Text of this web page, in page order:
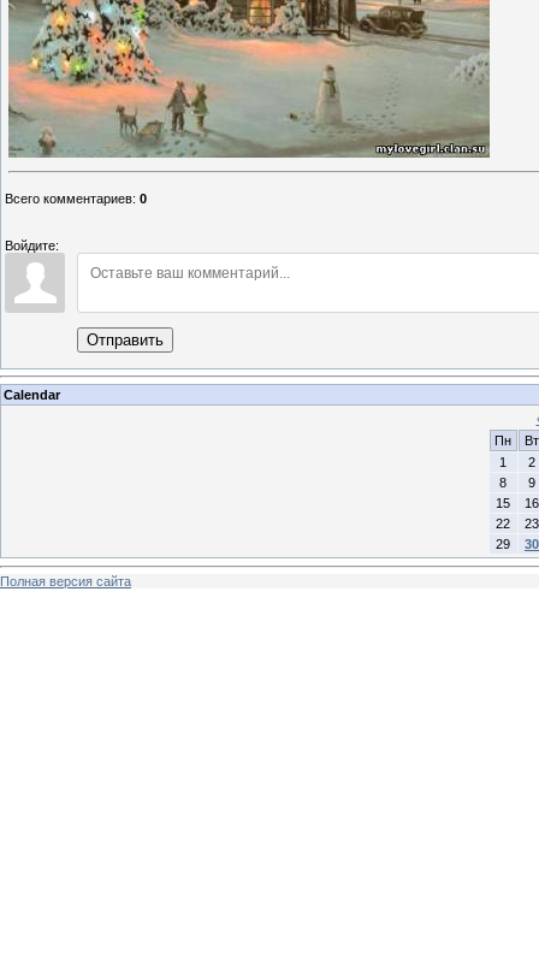
Всего комментариев: 0
Войдите:
Отправить
Calendar
Пн
Вт
1
2
8
9
15
16
22
23
29
30
Полная версия сайта